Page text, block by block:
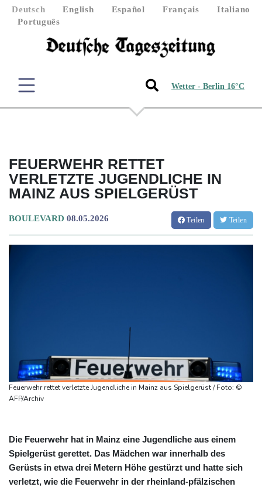
Deutsch English Español Français
Italiano
Português
Wetter - Berlin 16°C
FEUERWEHR RETTET
VERLETZTE JUGENDLICHE IN
MAINZ AUS SPIELGERÜST
BOULEVARD 08.05.2026 Teilen Teilen
Feuerwehr rettet verletzte Jugendliche in Mainz aus Spielgerüst / Foto: ©
AFP/Archiv
Die Feuerwehr hat in Mainz eine Jugendliche aus einem
Spielgerüst gerettet. Das Mädchen war innerhalb des
Gerüsts in etwa drei Metern Höhe gestürzt und hatte sich
verletzt, wie die Feuerwehr in der rheinland-pfälzischen